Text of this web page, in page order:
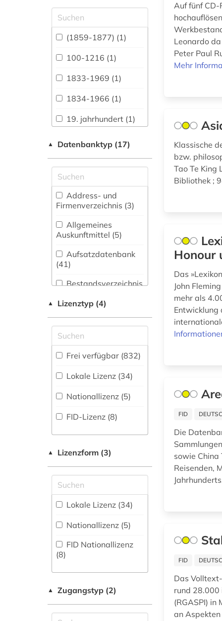
Allgemeine und
vergleichende Sprach-
und
Literaturwissenschaft.
Indogermanistik.
Außereuropäische
Sprachen und
Literaturen (54)
Anglistik.
Amerikanistik (55)
Vermessungswesen
(23)
Biologie,
Biotechnologie (15)
Buch- und
Bibliothekswesen,
Informationswissenschaft
(29)
Chemie und
Elektrotechnik,
Elektronik,
Nachrichtentechnik (4)
Energietechnik (7)
Ethnologie (68)
Geographie (48)
Geowissenschaften
(13)
Niederlandistik.
Geschichte (967)
Geschichte der
Pädagogik und des
Bildungswesens (1)
Gesundheitswissenschaften
(1)
(1859-1877) (1)
100-1216 (1)
1833-1969 (1)
1834-1966 (1)
19. jahrhundert (1)
1941-1945 (1)
1948-1980 (1)
aalborg (1)
aarhus (5)
abbildungen (1)
abgeordneter (2)
abraham (1)
abrüstung (1)
actes (1)
adelsfamilie (1)
frauen (1)
afroamerikaner (2)
agder (1)
(1)
akte (1)
aktiengesellschaft
▲ Datenbanktyp (17)
Address- und
Firmenverzeichnis (3)
Allgemeines
Auskunftmittel (5)
Aufsatzdatenbank
(41)
Bestandsverzeichnis
Buchhandelsverzeichnis
Disziplinäre
Forschungsdatenrepositorien
(3
Disziplinäre
Fachbibliographie
Faktendatenbank
(201 )
National-,
(29)
Portal (172)
(263)
Volltextdatenbank
(482
▲ Lizenztyp (4)
Frei verfügbar (832)
Lokale Lizenz (34)
Nationallizenz (5)
FID-Lizenz (8)
▲ Lizenzform (3)
Lokale Lizenz (34)
Nationallizenz (5)
FID Nationallizenz
(8)
▲ Zugangstyp (2)
Auf fünf CD-
Leonardo
Peter Paul
Mehr
Klassische
bzw.
Tao Te King
Bibliothek ;
Honour
Das
John
mehr als
Entwicklung
FID
Die
sowie China
Reisenden,
FID
Das
rund 28.000
(RGASPI) in
an